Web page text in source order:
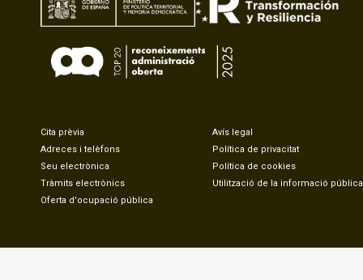
Cita prèvia
Adreces i telèfons
Seu electrònica
Tràmits electrònics
Oferta d'ocupació pública
Avís legal
Política de privacitat
Política de cookies
Utilització de la informació pública